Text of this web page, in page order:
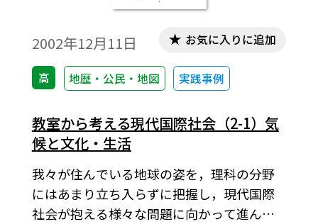
2002年12月11日
高 地歴・公民・地図 実践事例
お気に入りに追加
教室から考える現代国際社会（2-1）気
候と文化・生活
我々が住んでいる地球の姿を，理科の分野
にはあまり立ち入らずに把握し，現代国際
社会が抱える様々な問題に向かって進んで